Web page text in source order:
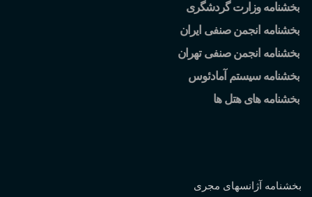
بخشنامه وزارت گردشگری
بخشنامه انجمن صنفی ایران
بخشنامه انجمن صنفی تهران
بخشنامه سیستم آمادئوس
بخشنامه های هتل ها
بخشنامه آژانسهای مجری